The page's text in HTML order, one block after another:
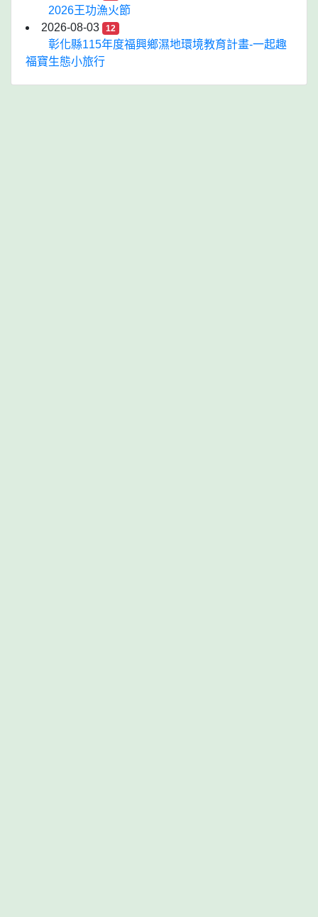
2026王功漁火節
2026-08-03
12
彰化縣115年度福興鄉濕地環境教育計畫-一起趣
福寶生態小旅行